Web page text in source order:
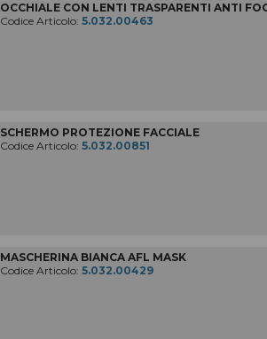
OCCHIALE CON LENTI TRASPARENTI ANTI
Codice Articolo: 5.032.00463
SCHERMO PROTEZIONE FACCIALE
Codice Articolo: 5.032.00851
MASCHERINA BIANCA AFL MASK
Codice Articolo: 5.032.00429